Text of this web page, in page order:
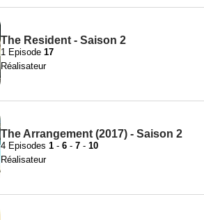
The Resident - Saison 2
1 Episode 17
Réalisateur
The Arrangement (2017) - Saison 2
4 Episodes 1 - 6 - 7 - 10
Réalisateur